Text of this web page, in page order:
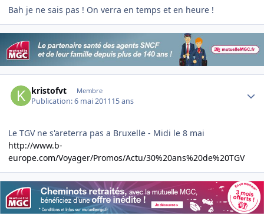
Bah je ne sais pas ! On verra en temps et en heure !
kristofvt Membre
Publication:6 mai 201115 ans
Le TGV ne s'areterra pas a Bruxelle - Midi le 8 mai
http://www.b-
europe.com/Voyager/Promos/Actu/30%20ans%20de%20TGV